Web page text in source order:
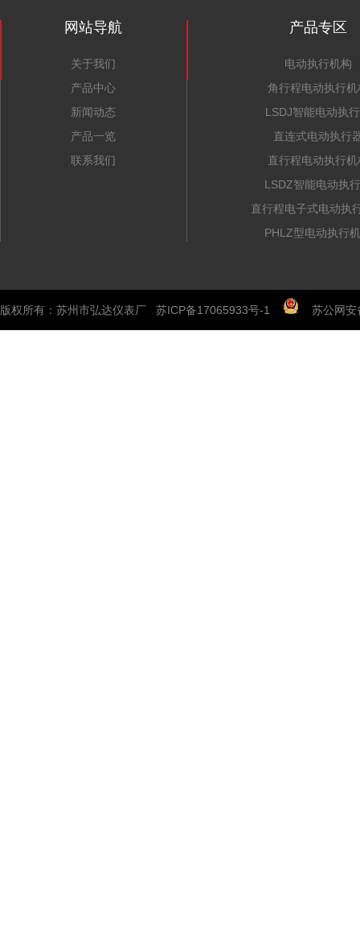
网站导航
关于我们
产品中心
新闻动态
产品一览
联系我们
产品专区
电动执行机构
角行程电动执行机
LSDJ智能电动执
直连式电动执行
直行程电动执行机
LSDZ智能电动执
直行程电子式电动执
PHLZ型电动执行
版权所有：苏州市弘达仪表厂 苏ICP备17065933号-1 苏公网